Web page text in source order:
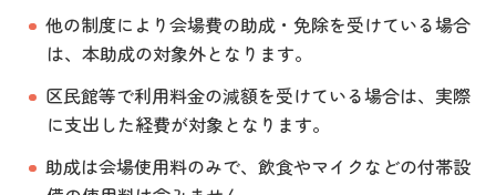
他の制度により会場費の助成・免除を受けている場合
は、本助成の対象外となります。
区民館等で利用料金の減額を受けている場合は、実際
に支出した経費が対象となります。
助成は会場使用料のみで、飲食やマイクなどの付帯設